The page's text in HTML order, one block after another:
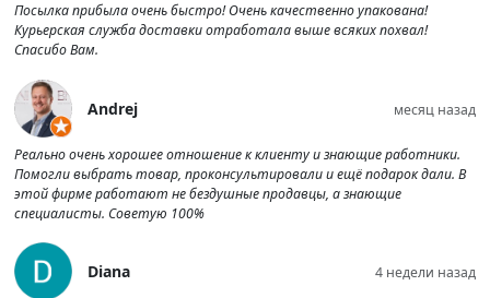
Посылка прибыла очень быстро! Очень качественно упакована!
Курьерская служба доставки отработала выше всяких похвал!
Спасибо Вам.
Andrej месяц назад
Реально очень хорошее отношение к клиенту и знающие работники.
Помогли выбрать товар, проконсультировали и ещё подарок дали. В
этой фирме работают не бездушные продавцы, а знающие
специалисты. Советую 100%
Diana 4 недели назад